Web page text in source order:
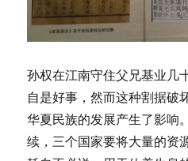
其
它
代
不
易
见
到
的
孙权在江南守住父兄基业几
自是好事，然而这种割据破
华夏民族的发展产生了影响
续，三个国家要将大量的资